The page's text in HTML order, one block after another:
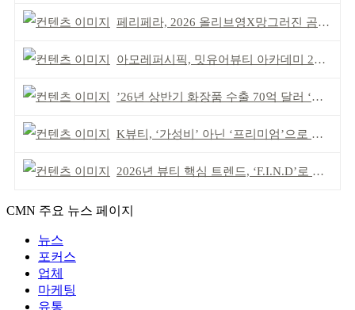
페리페라, 2026 올리브영X망그러진 곰 콜라보
아모레퍼시픽, 밋유어뷰티 아카데미 2기 발대식
’26년 상반기 화장품 수출 70억 달러 ‘역대 최고’
K뷰티, ‘가성비’ 아닌 ‘프리미엄’으로 승부걸어야
2026년 뷰티 핵심 트렌드, ‘F.I.N.D’로 읽는다
CMN 주요 뉴스 페이지
뉴스
포커스
업체
마케팅
유통